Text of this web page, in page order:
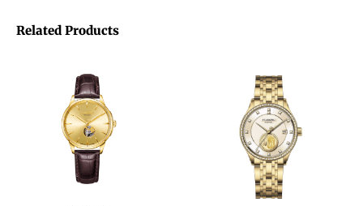
Related Products